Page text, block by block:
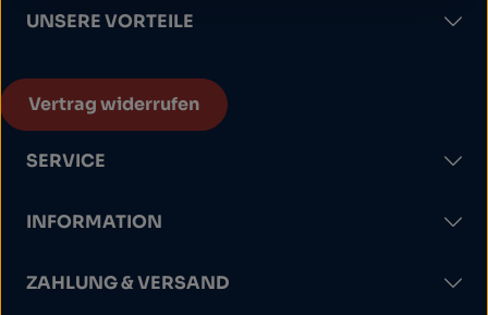
UNSERE VORTEILE
Vertrag widerrufen
SERVICE
INFORMATION
ZAHLUNG & VERSAND